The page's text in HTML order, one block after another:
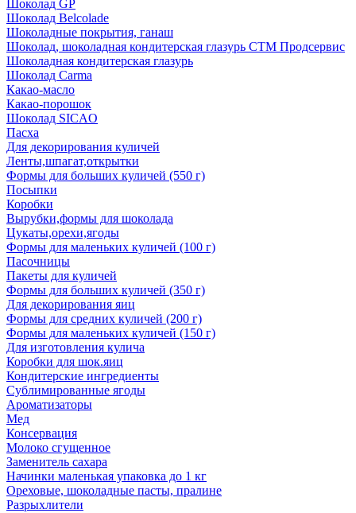
Шоколад GP
Шоколад Belcolade
Шоколадные покрытия, ганаш
Шоколад, шоколадная кондитерская глазурь СТМ Продсервис
Шоколадная кондитерская глазурь
Шоколад Carma
Какао-масло
Какао-порошок
Шоколад SICAO
Пасха
Для декорирования куличей
Ленты,шпагат,открытки
Формы для больших куличей (550 г)
Посыпки
Коробки
Вырубки,формы для шоколада
Цукаты,орехи,ягоды
Формы для маленьких куличей (100 г)
Пасочницы
Пакеты для куличей
Формы для больших куличей (350 г)
Для декорирования яиц
Формы для средних куличей (200 г)
Формы для маленьких куличей (150 г)
Для изготовления кулича
Коробки для шок.яиц
Кондитерские ингредиенты
Сублимированные ягоды
Ароматизаторы
Мед
Консервация
Молоко сгущенное
Заменитель сахара
Начинки маленькая упаковка до 1 кг
Ореховые, шоколадные пасты, пралине
Разрыхлители